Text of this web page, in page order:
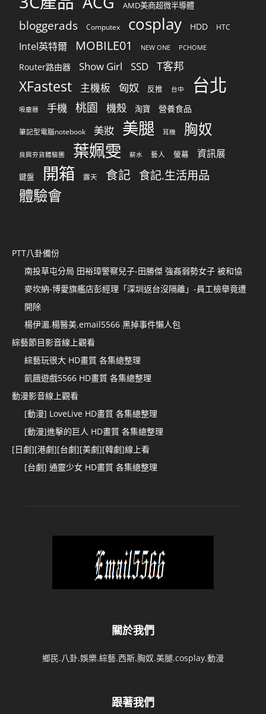
AMD美商超微半導體
bloggerads Computex cosplay HDD HTC
Intel英特爾 MOBILE01 NEW ONE PCHOME
Router路由器 Show Girl SSD T客邦
XFastest 主機板 匈奴 反推 台中 台北
吸塵器 手機 桃園 機殼 淘寶 營養食品
筆記型電腦notebook 美妝 美腿 耳機 胸奴
良興夯貨體驗團 葉姵雯 薪水 藝人 螢幕 資訊展
鍵盤 開箱 露天 食記 食記.生活用品
體驗會
PTT八卦備份
南投草屯分局 田裕璋警察兒子-田勝傑 強姦弱勢女子 被和協
麥坎納-博愛旗艦店彭經理「深圳返台沒隔離」-員工檢舉竟遭
開除
楊伊湄.楊醫美.email5566 黑掉事件懶人包
綜藝節目影音線上觀看
綜藝玩很大 HD畫質 各集總整理
飢餓遊戲5566 HD畫質 各集總整理
動漫影音線上觀看
[動漫] LoveLive HD畫質 各集總整理
[動漫]進擊的巨人 HD畫質 各集總整理
[日劇][港劇][台劇][美劇][韓劇]線上看
[台劇] 通靈少女 HD畫質 各集總整理
關於我們
鄉民.八卦.娛樂.綜藝.西斯.胸奴.美腿.cosplay.動漫
跟著我們